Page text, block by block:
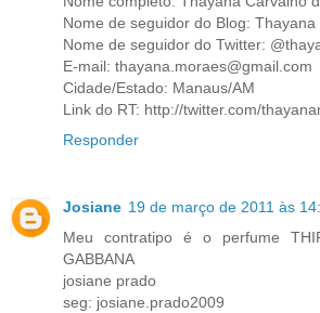
Nome de seguidor do Blog: Thayana
Nome de seguidor do Twitter:
E-mail: thayana.moraes@gmail.com
Cidade/Estado: Manaus/AM
Link do RT: http://twitter.com/
Responder
Josiane 19 de março de 2011 às
Meu contratipo é o perfume
GABBANA
josiane prado
seg: josiane.prado2009